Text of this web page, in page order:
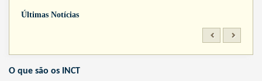
Últimas Notícias
O que são os INCT